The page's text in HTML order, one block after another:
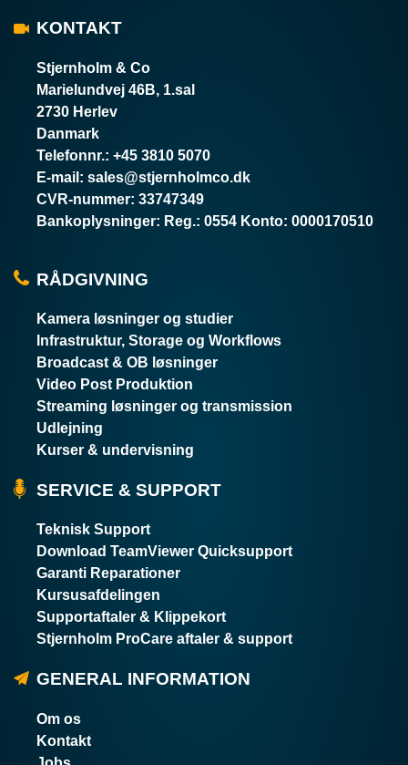
KONTAKT
Stjernholm & Co
Marielundvej 46B, 1.sal
2730 Herlev
Danmark
Telefonnr.: +45 3810 5070
E-mail : sales@stjernholmco.dk
CVR-nummer: 33747349
Bankoplysninger: Reg.: 0554 Konto: 0000170510
RÅDGIVNING
Kamera løsninger og studier
Infrastruktur, Storage og Workflows
Broadcast & OB løsninger
Video Post Produktion
Streaming løsninger og transmission
Udlejning
Kurser & undervisning
SERVICE & SUPPORT
Teknisk Support
Download TeamViewer Quicksupport
Garanti Reparationer
Kursusafdelingen
Supportaftaler & Klippekort
Stjernholm ProCare aftaler & support
GENERAL INFORMATION
Om os
Kontakt